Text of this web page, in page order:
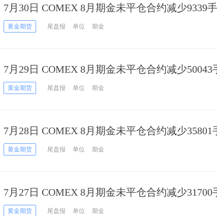
7月30日 COMEX 8月期金未平仓合约减少9339手
黄金期货 尾盘报 单位 期金
7月29日 COMEX 8月期金未平仓合约减少50043
黄金期货 尾盘报 单位 期金
7月28日 COMEX 8月期金未平仓合约减少35801
黄金期货 尾盘报 单位 期金
7月27日 COMEX 8月期金未平仓合约减少31700
黄金期货 尾盘报 单位 期金